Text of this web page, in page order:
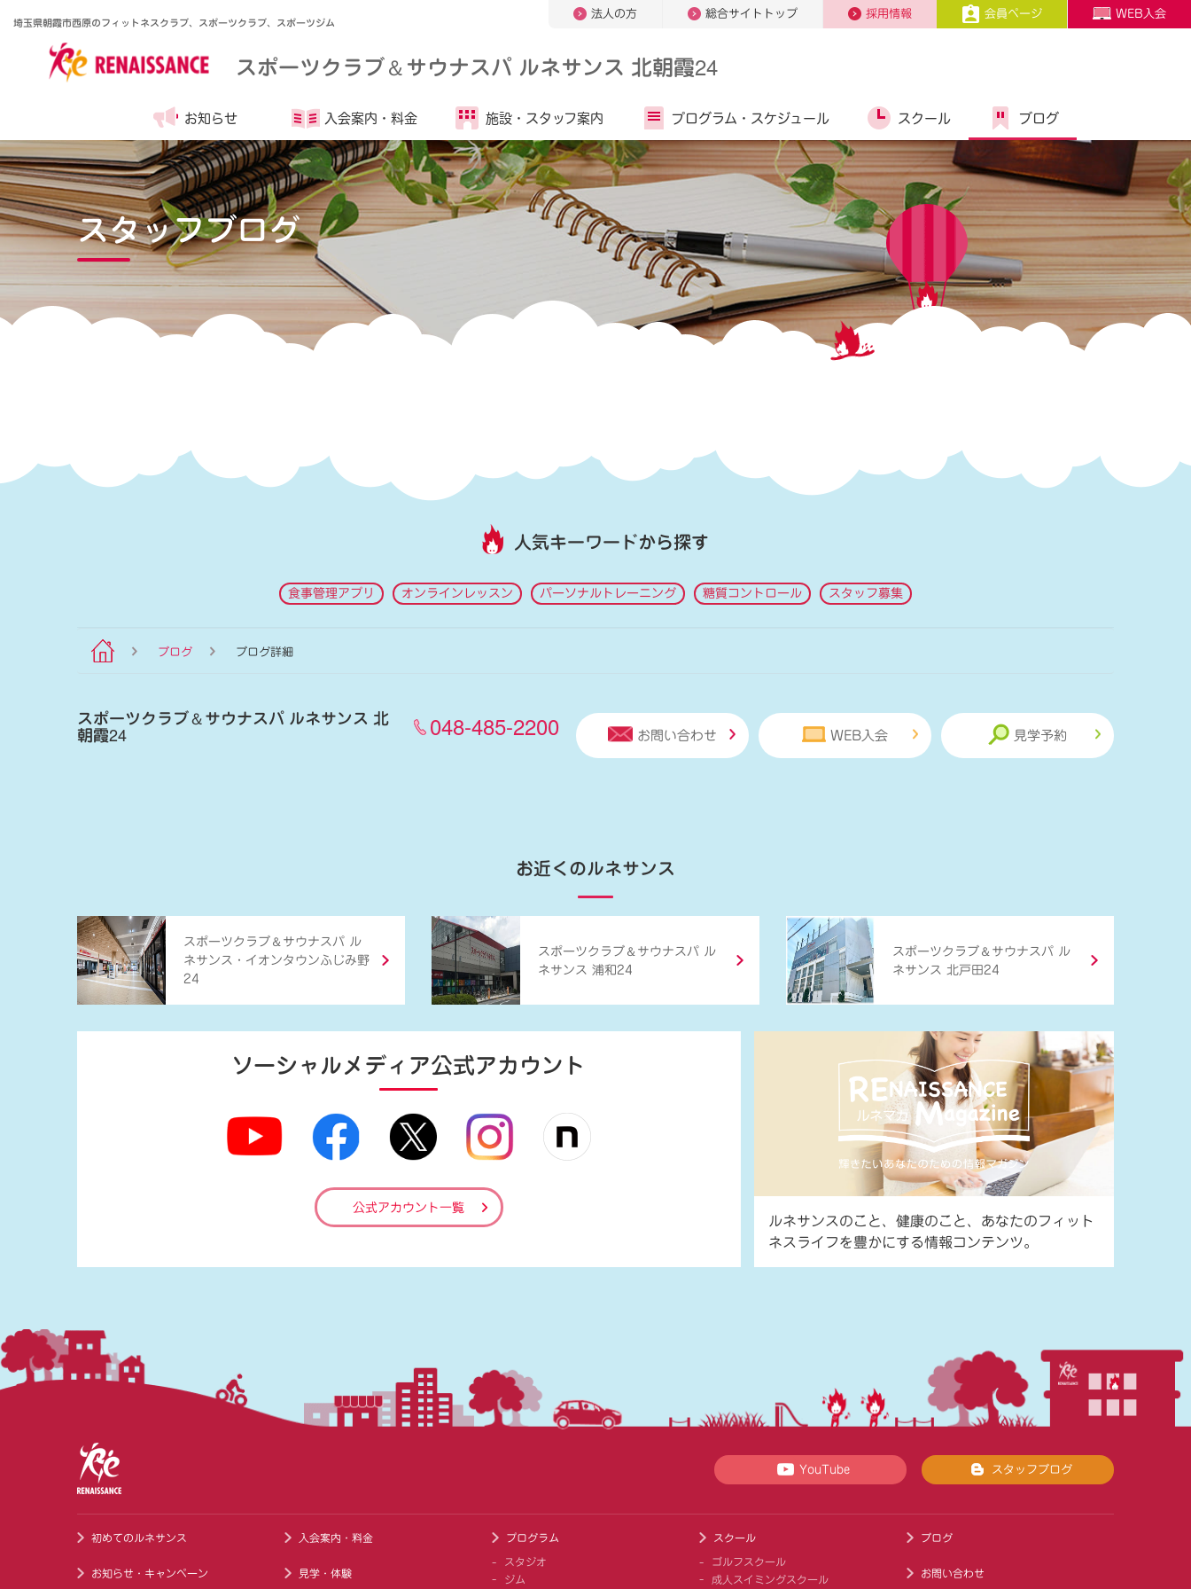
埼玉県朝霞市西原のフィットネスクラブ、スポーツクラブ、スポーツジム
法人の方 総合サイトトップ 採用情報 会員ページ WEB入会
スポーツクラブ＆サウナスパ ルネサンス 北朝霞24
お知らせ 入会案内・ 料金 施設・ スタッフ案内 プログラム・ スケジュール スクール ブログ
スタッフブログ
人気キーワードから探す
食事管理アプリ オンラインレッスン パーソナルトレーニング 糖質コントロール スタッフ募集
ブログ ブログ詳細
スポーツクラブ＆サウナスパ ルネサンス 北
朝霞24 048-485-2200 お問い合わせ WEB入会 見学予約
お近くのルネサンス
スポーツクラブ ＆ サウナスパ ル
ネサンス・イオンタウンふじみ野
24
スポーツクラブ ＆ サウナスパ ル
ネサンス 浦和24
スポーツクラブ ＆ サウナスパ ル
ネサンス 北戸田24
ソーシャルメディア公式アカウント
公式アカウント一覧
ルネサンスのこと、健康のこと、あなたのフィット
ネスライフを豊かにする情報コンテンツ。
YouTube スタッフブログ
初めてのルネサンス
お知らせ・キャンペーン
入会案内・料金
見学・体験
プログラム
スタジオ
ジム
スクール
ゴルフスクール
成人スイミングスクール
ブログ
お問い合わせ